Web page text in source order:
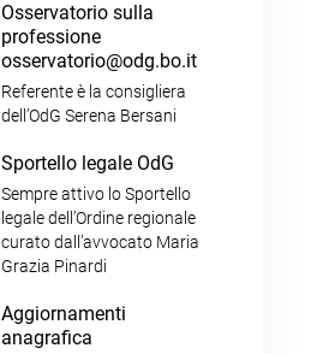
Osservatorio sulla
professione
osservatorio@odg.bo.it
Referente è la consigliera
dell’OdG Serena Bersani
Sportello legale OdG
Sempre attivo lo Sportello
legale dell’Ordine regionale
curato dall’avvocato Maria
Grazia Pinardi
Aggiornamenti
anagrafica